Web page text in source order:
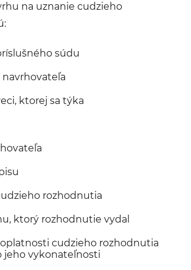
na uznanie cudzieho
súdu
ktorej sa týka
rozhodnutia
ktorý rozhodnutie vydal
cudzieho rozhodnutia
jeho vykonateľnosti